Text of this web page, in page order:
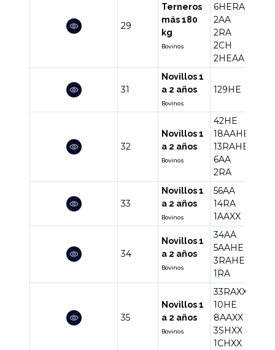
29
Terneros
más 180
kg
Bovinos
6HERA
2AA
2RA
2CH
2HEAA
31
Novillos 1
a 2 años
Bovinos
129HE
32
Novillos 1
a 2 años
Bovinos
42HE
18AAHE
13RAHE
6AA
2RA
33
Novillos 1
a 2 años
Bovinos
56AA
14RA
1AAXX
34
Novillos 1
a 2 años
Bovinos
34AA
5AAHE
3RAHE
1RA
35
Novillos 1
a 2 años
Bovinos
33RAXX
10HE
8AAXX
3SHXX
1CHXX